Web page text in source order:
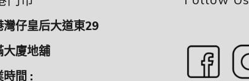
灣仔皇后大道東29
大廈地舖
時間 :